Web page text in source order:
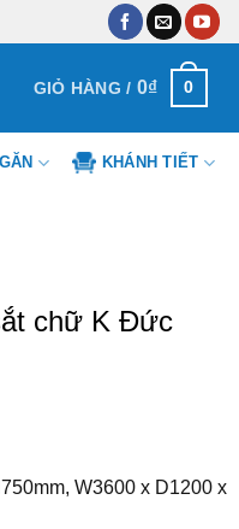
GIỎ HÀNG / 0₫ 0
KHÁNH TIẾT
chữ K Đức
W3600 x D1200 x